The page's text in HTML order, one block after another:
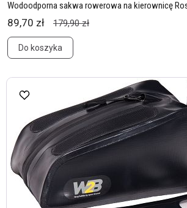
Wodoodporna sakwa rowerowa na kierownicę
89,70 zł 179,90 zł
Do koszyka